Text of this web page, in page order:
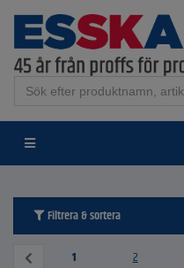
Filtrera & sortera
1 2